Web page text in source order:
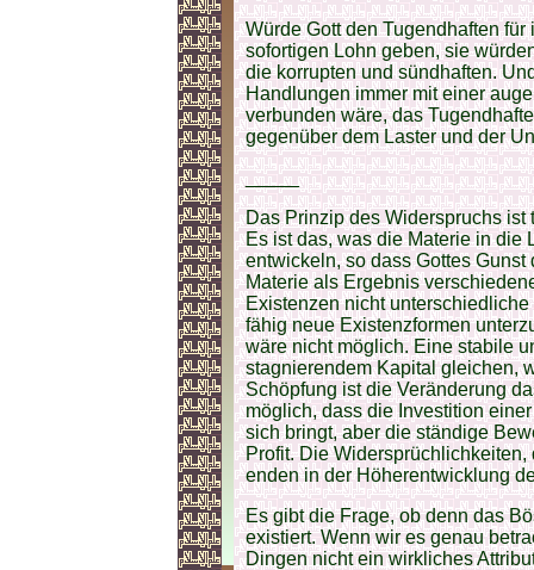
Würde Gott den Tugendhaften
sofortigen Lohn geben, sie
die korrupten und sündhaften.
Handlungen immer mit einer
verbunden wäre, das
gegenüber dem Laster und der
_____
Das Prinzip des Widerspruchs
Es ist das, was die Materie in die
entwickeln, so dass Gottes
Materie als Ergebnis
Existenzen nicht
fähig neue Existenzformen
wäre nicht möglich. Eine stabile
stagnierendem Kapital gleichen,
Schöpfung ist die Veränderung
möglich, dass die Investition
sich bringt, aber die ständige
Profit. Die
enden in der Höherentwicklung
Es gibt die Frage, ob denn das
existiert. Wenn wir es genau
Dingen nicht ein wirkliches